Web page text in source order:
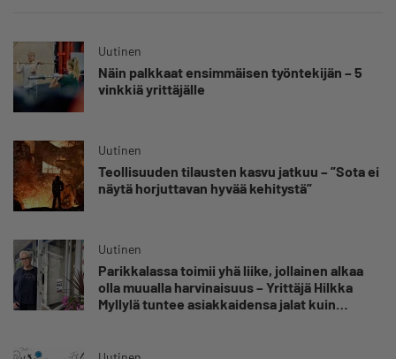
Uutinen
Näin palkkaat ensimmäisen työntekijän – 5
vinkkiä yrittäjälle
Uutinen
Teollisuuden tilausten kasvu jatkuu – ”Sota ei
näytä horjuttavan hyvää kehitystä”
Uutinen
Parikkalassa toimii yhä liike, jollainen alkaa
olla muualla harvinaisuus – Yrittäjä Hilkka
Myllylä tuntee asiakkaidensa jalat kuin